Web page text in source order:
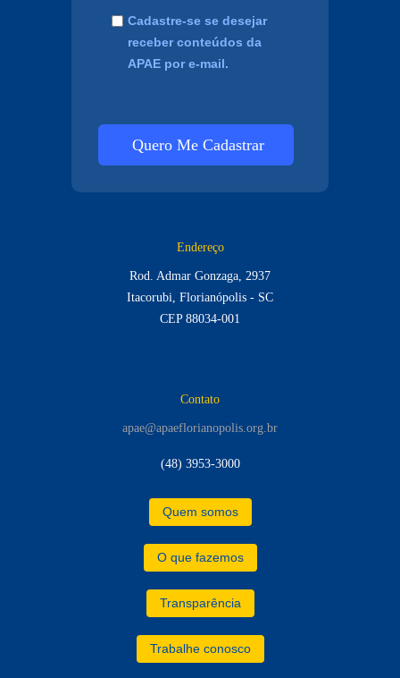
Cadastre-se se desejar
receber conteúdos da
APAE por e-mail.
Quero Me Cadastrar
Endereço
Rod. Admar Gonzaga, 2937
Itacorubi, Florianópolis - SC
CEP 88034-001
Contato
apae@apaeflorianopolis.org.br
(48) 3953-3000
Quem somos
O que fazemos
Transparência
Trabalhe conosco